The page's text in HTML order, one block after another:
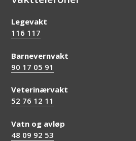
Legevakt
116 117
Barnevernvakt
90 17 05 91
Veterinærvakt
52 76 12 11
Vatn og avløp
48 09 92 53